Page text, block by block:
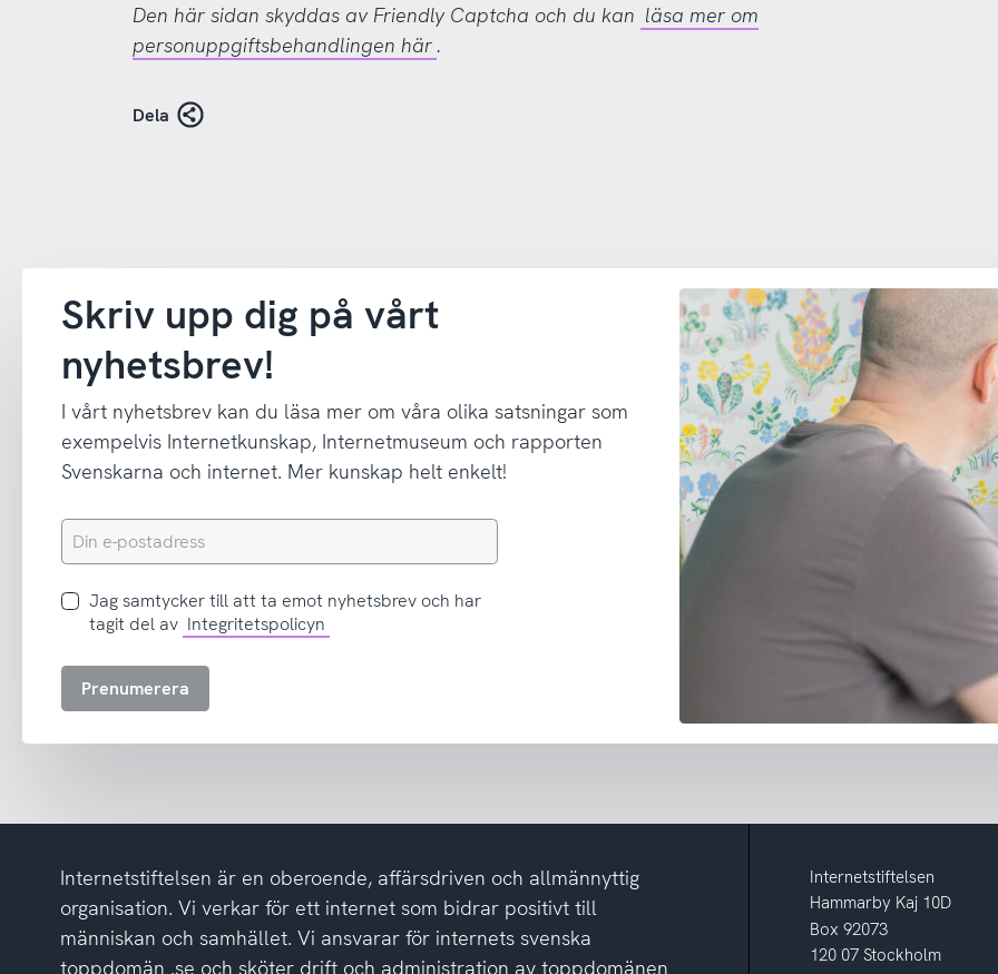
Den här sidan skyddas av Friendly Captcha och du kan läsa mer om
personuppgiftsbehandlingen här .
Dela
Skriv upp dig på vårt
nyhetsbrev!
I vårt nyhetsbrev kan du läsa mer om våra olika satsningar som
exempelvis Internetkunskap, Internetmuseum och rapporten
Svenskarna och internet. Mer kunskap helt enkelt!
Din
e-
Jag
samtycker
att
nyhetsbrev
tagit
av
integritetspolicyn
Jag samtycker till att ta emot nyhetsbrev och har
tagit del av Integritetspolicyn
Prenumerera
Internetstiftelsen är en oberoende, affärsdriven och allmännyttig
organisation. Vi verkar för ett internet som bidrar positivt till
människan och samhället. Vi ansvarar för internets svenska
toppdomän .se och sköter drift och administration av toppdomänen
Internetstiftelsen
Hammarby Kaj 10D
Box 92073
120 07 Stockholm